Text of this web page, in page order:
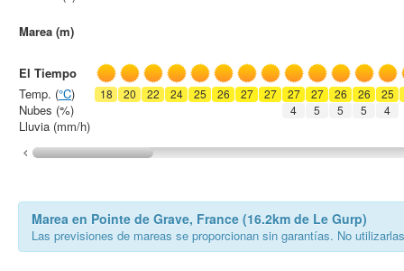
18 20 22 24 25 26 27 27 27 27 26 26
25
4
5 5 5 4
Marea (m)
El Tiempo
Temp. (°C)
Nubes (%)
Lluvia (mm/h)
Marea en Pointe de Grave, France (16.2km de Le Gurp)
Las previsiones de mareas se proporcionan sin garantías. No